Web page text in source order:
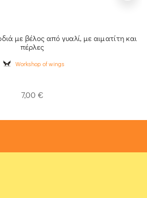
με βέλος από γυαλί, με αιματίτη και
πέρλες
Workshop of wings
7,00 €